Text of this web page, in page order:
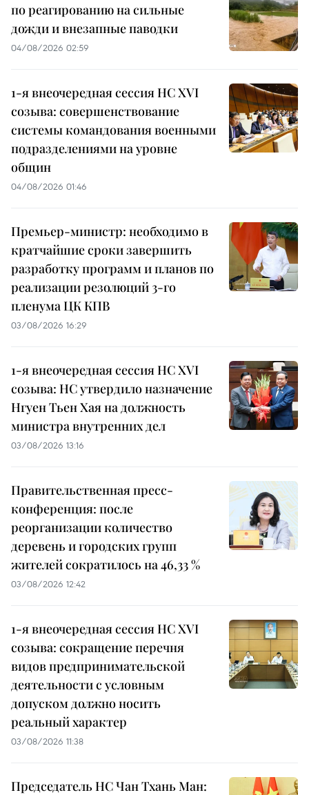
по реагированию на сильные
дожди и внезапные паводки
04/08/2026 02:59
1-я внеочередная сессия НС XVI
созыва: совершенствование
системы командования военными
подразделениями на уровне
общин
04/08/2026 01:46
Премьер-министр: необходимо в
кратчайшие сроки завершить
разработку программ и планов по
реализации резолюций 3-го
пленума ЦК КПВ
03/08/2026 16:29
1-я внеочередная сессия НС XVI
созыва: НС утвердило назначение
Нгуен Тьен Хая на должность
министра внутренних дел
03/08/2026 13:16
Правительственная пресс-
конференция: после
реорганизации количество
деревень и городских групп
жителей сократилось на 46,33 %
03/08/2026 12:42
1-я внеочередная сессия НС XVI
созыва: сокращение перечня
видов предпринимательской
деятельности с условным
допуском должно носить
реальный характер
03/08/2026 11:38
Председатель НС Чан Тхань Ман: